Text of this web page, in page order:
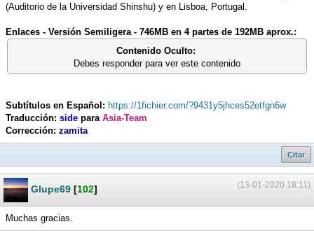
(Auditorio de la Universidad Shinshu) y en Lisboa, Portugal.
Enlaces - Versión Semiligera - 746MB en 4 partes de 192MB aprox.:
Contenido Oculto:
Debes responder para ver este contenido
Subtítulos en Español: https://1fichier.com/?9431y5jhces52etfgn6w
Traducción: side para Asia-Team
Corrección: zamita
Citar
(13-01-2020 18:11)
Glupe69 [102]
Muchas gracias.